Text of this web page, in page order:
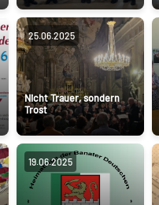
25.06.2025
Nicht Trauer, sondern
Trost
19.06.2025